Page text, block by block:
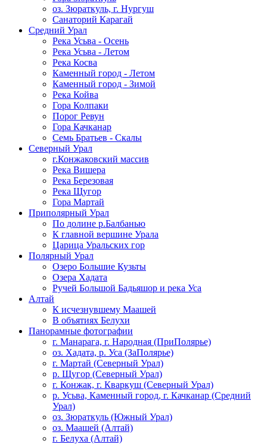
оз. Зюраткуль, г. Нургуш
Санаторий Карагай
Средний Урал
Река Усьва - Осень
Река Усьва - Летом
Река Косва
Каменный город - Летом
Каменный город - Зимой
Река Койва
Гора Колпаки
Порог Ревун
Гора Качканар
Семь Братьев - Скалы
Северный Урал
г.Конжаковский массив
Река Вишера
Река Березовая
Река Щугор
Гора Мартай
Приполярный Урал
По долине р.Балбанью
К главной вершине Урала
Царица Уральских гор
Полярный Урал
Озеро Большие Кузьты
Озера Хадата
Ручей Большой Бадьяшор и река Уса
Алтай
К исчезнувшему Маашей
В объятиях Белухи
Панорамные фотографии
г. Манарага, г. Народная (ПриПолярье)
оз. Хадата, р. Уса (ЗаПолярье)
г. Мартай (Северный Урал)
р. Щугор (Северный Урал)
г. Конжак, г. Кваркуш (Северный Урал)
р. Усьва, Каменный город, г. Качканар (Средний
Урал)
оз. Зюраткуль (Южный Урал)
оз. Маашей (Алтай)
г. Белуха (Алтай)